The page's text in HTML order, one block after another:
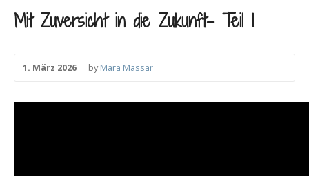
Mit Zuversicht in die Zukunft- Teil 1
1. März 2026 byMara Massar